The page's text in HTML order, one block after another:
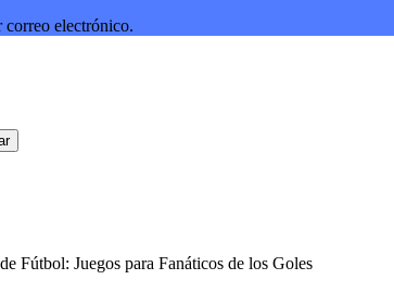
correo electrónico.
Fútbol: Juegos para Fanáticos de los Goles